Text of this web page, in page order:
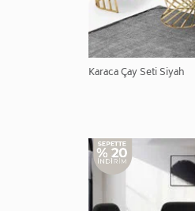
Karaca Çay Seti Siyah